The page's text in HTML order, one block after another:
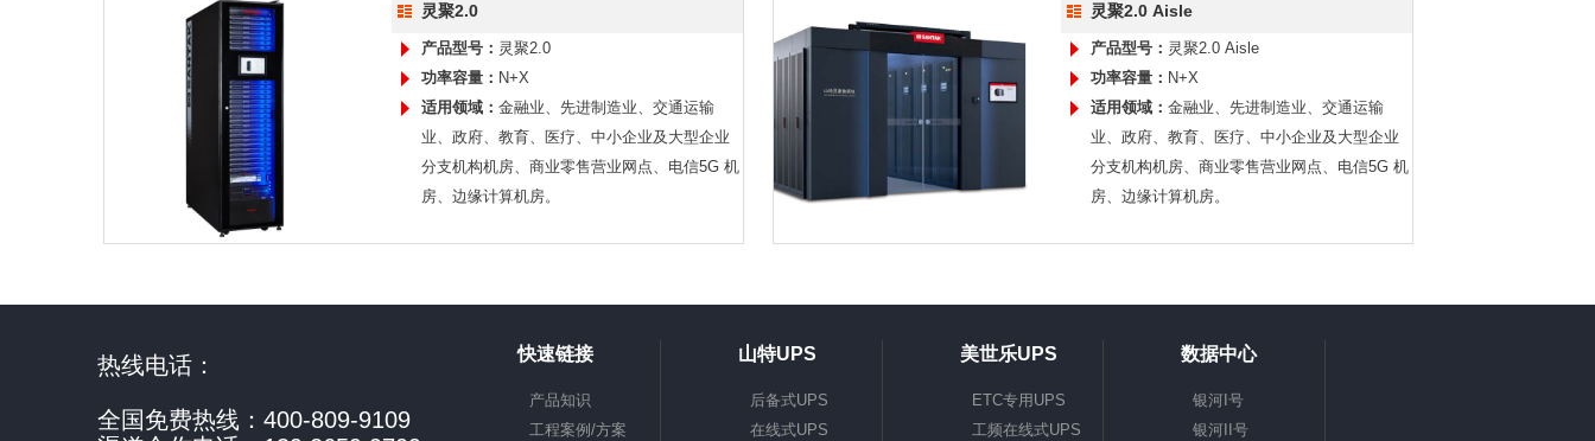
灵聚2.0
产品型号： 灵聚2.0
功率容量： N+X
适用领域：金融业、先进制造业、交通运输
业、政府、教育、医疗、中小企业及大型企业
分支机构机房、商业零售营业网点、电信5G 机
房、边缘计算机房。
灵聚2.0 Aisle
产品型号： 灵聚2.0 Aisle
功率容量： N+X
适用领域： 金融业、先进制造业、交通运输
业、政府、教育、医疗、中小企业及大型企业
分支机构机房、商业零售营业网点、电信5G 机
房、边缘计算机房。
热线电话：
全国免费热线：400-809-9109
快速链接
产品知识
工程案例/方案
山特UPS
后备式UPS
在线式UPS
美世乐UPS
ETC专用UPS
工频在线式UPS
数据中心
银河I号
银河II号